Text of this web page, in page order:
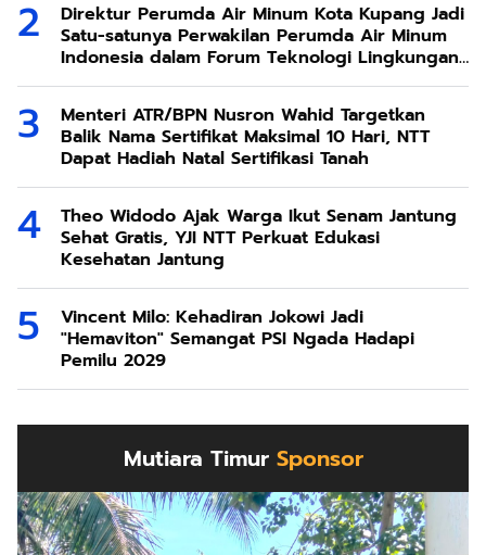
Direktur Perumda Air Minum Kota Kupang Jadi
Satu-satunya Perwakilan Perumda Air Minum
Indonesia dalam Forum Teknologi Lingkungan
di Taiwan
Menteri ATR/BPN Nusron Wahid Targetkan
Balik Nama Sertifikat Maksimal 10 Hari, NTT
Dapat Hadiah Natal Sertifikasi Tanah
Theo Widodo Ajak Warga Ikut Senam Jantung
Sehat Gratis, YJI NTT Perkuat Edukasi
Kesehatan Jantung
Vincent Milo: Kehadiran Jokowi Jadi
"Hemaviton" Semangat PSI Ngada Hadapi
Pemilu 2029
Mutiara Timur Sponsor